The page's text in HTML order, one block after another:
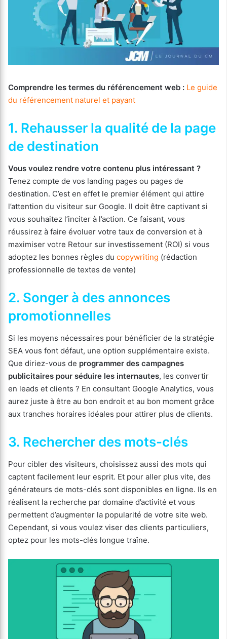
Comprendre les termes du référencement web : Le guide
du référencement naturel et payant
1. Rehausser la qualité de la page
de destination
Vous voulez rendre votre contenu plus intéressant ?
Tenez compte de vos landing pages ou pages de
destination. C’est en effet le premier élément qui attire
l’attention du visiteur sur Google. Il doit être captivant si
vous souhaitez l’inciter à l’action. Ce faisant, vous
réussirez à faire évoluer votre taux de conversion et à
maximiser votre Retour sur investissement (ROI) si vous
adoptez les bonnes règles du copywriting (rédaction
professionnelle de textes de vente)
2. Songer à des annonces
promotionnelles
Si les moyens nécessaires pour bénéficier de la stratégie
SEA vous font défaut, une option supplémentaire existe.
Que diriez-vous de programmer des campagnes
publicitaires pour séduire les internautes, les convertir
en leads et clients ? En consultant Google Analytics, vous
aurez juste à être au bon endroit et au bon moment grâce
aux tranches horaires idéales pour attirer plus de clients.
3. Rechercher des mots-clés
Pour cibler des visiteurs, choisissez aussi des mots qui
captent facilement leur esprit. Et pour aller plus vite, des
générateurs de mots-clés sont disponibles en ligne. Ils en
réalisent la recherche par domaine d’activité et vous
permettent d’augmenter la popularité de votre site web.
Cependant, si vous voulez viser des clients particuliers,
optez pour les mots-clés longue traîne.